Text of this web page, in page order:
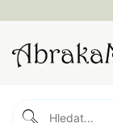
content